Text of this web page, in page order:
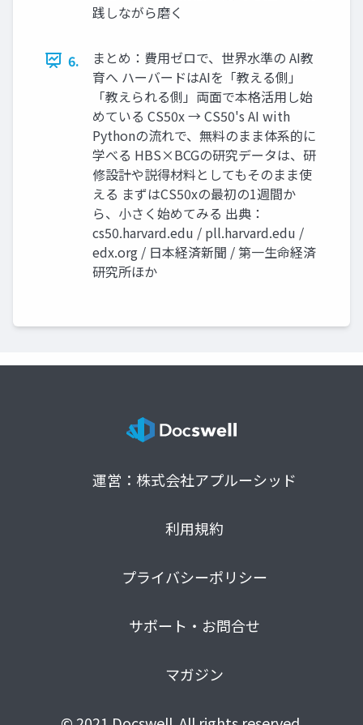
践しながら磨く
6.
まとめ：費用ゼロで、世界水準の AI教
育へ ハーバードはAIを「教える側」
「教えられる側」両面で本格活用し始
めている CS50x → CS50's AI with
Pythonの流れで、無料のまま体系的に
学べる HBS×BCGの研究データは、研
修設計や説得材料としてもそのまま使
える まずはCS50xの最初の1週間か
ら、小さく始めてみる 出典：
cs50.harvard.edu / pll.harvard.edu /
edx.org / 日本経済新聞 / 第一生命経済
研究所ほか
運営：株式会社アプルーシッド
利用規約
プライバシーポリシー
サポート・お問合せ
マガジン